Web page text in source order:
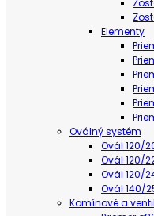
Elementy
Oválný systém
Ovál 120/
Ovál 120/
Ovál 120/
Ovál 140/
Komínové a